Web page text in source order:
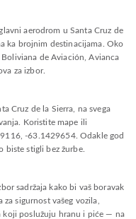
aerodrom u Santa Cruz de
ka brojnim destinacijama. Oko
de Aviación, Avianca
za izbor.
Cruz de la Sierra, na svega
Koristite mape ili
-63.1429654. Odakle god
biste stigli bez žurbe.
sadržaja kako bi vaš boravak
sigurnost vašeg vozila,
koji poslužuju hranu i piće — na